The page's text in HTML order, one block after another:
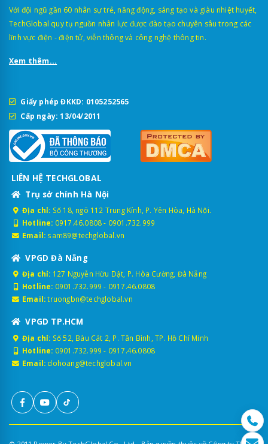
Với đội ngũ gần 60 nhân sự trẻ, năng động, sáng tạo và giàu nhiệt huyết,
TechGlobal quy tụ nguồn nhân lực được đào tạo chuyên sâu trong các
lĩnh vực điện - điện tử, viễn thông và công nghệ thông tin.
Xem thêm...
Giấy phép ĐKKD: 0105252565
Cấp ngày: 13/04/2011
LIÊN HỆ TECHGLOBAL
Trụ sở chính Hà Nội
Địa chỉ: Số 18, ngõ 112 Trung Kính, P. Yên Hòa, Hà Nội.
Hotline: 0917.46.0808- 0901.732.999
Email: sam89@techglobal.vn
VPGD Đà Nẵng
Địa chỉ: 127 Nguyễn Hữu Dật, P. Hòa Cường, Đà Nẵng
Hotline: 0901.732.999 - 0917.46.0808
Email: truongbn@techglobal.vn
VPGD TP.HCM
Địa chỉ: Số 52, Bàu Cát 2, P. Tân Bình, TP. Hồ Chí Minh
Hotline: 0901.732.999 - 0917.46.0808
Email: dohoang@techglobal.vn